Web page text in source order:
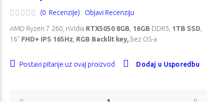
(0 Recenzije) Objavi Recenziju
AMD Ryzen 7 260, nVidia RTX5050 8GB 16GB DDR5, 1TB SSD
16" FHD+ IPS 165Hz RGB Backlit key, bez OS-a
Postavi pitanje uz ovaj proizvod Dodaj u Usporedbu